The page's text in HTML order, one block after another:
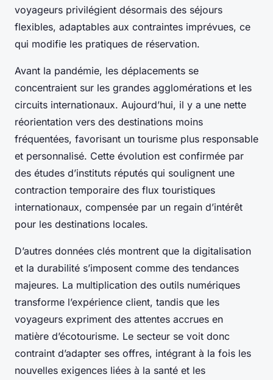
voyageurs privilégient désormais des séjours
flexibles, adaptables aux contraintes imprévues, ce
qui modifie les pratiques de réservation.
Avant la pandémie, les déplacements se
concentraient sur les grandes agglomérations et les
circuits internationaux. Aujourd’hui, il y a une nette
réorientation vers des destinations moins
fréquentées, favorisant un tourisme plus responsable
et personnalisé. Cette évolution est confirmée par
des études d’instituts réputés qui soulignent une
contraction temporaire des flux touristiques
internationaux, compensée par un regain d’intérêt
pour les destinations locales.
D’autres données clés montrent que la digitalisation
et la durabilité s’imposent comme des tendances
majeures. La multiplication des outils numériques
transforme l’expérience client, tandis que les
voyageurs expriment des attentes accrues en
matière d’écotourisme. Le secteur se voit donc
contraint d’adapter ses offres, intégrant à la fois les
nouvelles exigences liées à la santé et les